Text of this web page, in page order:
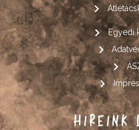
Egyedi
HÍREINK